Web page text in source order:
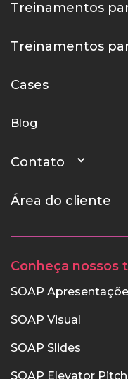
Treinamentos
Treinamentos
Cases
Blog
Contato
Área do cliente
Conheça nossos
SOAP
SOAP Visual
SOAP Slides
SOAP Elevator Pitch